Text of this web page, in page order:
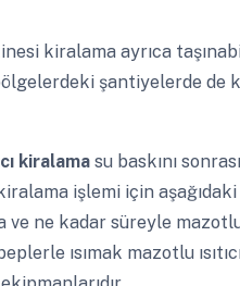
kiralama ayrıca
şantiyelerde de
kiralama su baskını
işlemi için
ne kadar süreyle mazotlu
ısımak mazotlu